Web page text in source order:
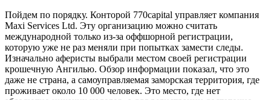
Пойдем по порядку. Конторой 770capital управляет компания
Maxi Services Ltd. Эту организацию можно считать
международной только из-за оффшорной регистрации,
которую уже не раз меняли при попытках замести следы.
Изначально аферисты выбрали местом своей регистрации
крошечную Ангилью. Обзор информации показал, что это
даже не страна, а самоуправляемая заморская территория, где
проживает около 10 000 человек. Это место, где нет